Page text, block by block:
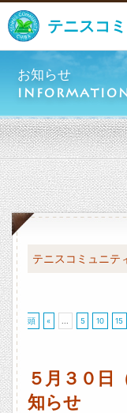
テニスコ
お知らせ
テニスコミュニテ
頭
« 5 10 15
５月３０日
知らせ